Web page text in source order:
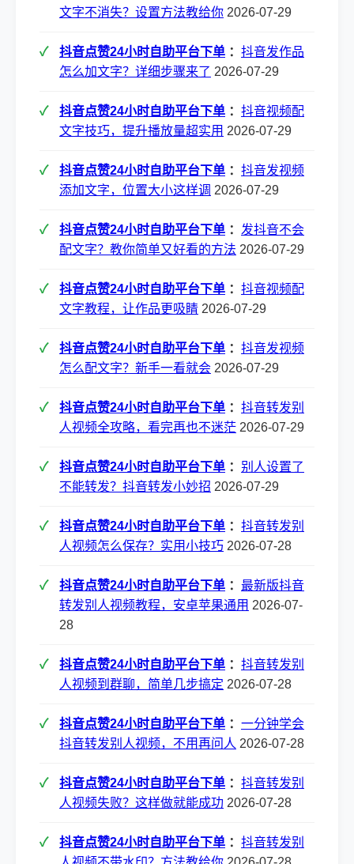
文字不消失？设置方法教给你 2026-07-29
抖音点赞24小时自助平台下单 ： 抖音发作品
怎么加文字？详细步骤来了 2026-07-29
抖音点赞24小时自助平台下单 ： 抖音视频配
文字技巧，提升播放量超实用 2026-07-29
抖音点赞24小时自助平台下单 ： 抖音发视频
添加文字，位置大小这样调 2026-07-29
抖音点赞24小时自助平台下单 ： 发抖音不会
配文字？教你简单又好看的方法 2026-07-29
抖音点赞24小时自助平台下单 ： 抖音视频配
文字教程，让作品更吸睛 2026-07-29
抖音点赞24小时自助平台下单 ： 抖音发视频
怎么配文字？新手一看就会 2026-07-29
抖音点赞24小时自助平台下单 ： 抖音转发别
人视频全攻略，看完再也不迷茫 2026-07-29
抖音点赞24小时自助平台下单 ： 别人设置了
不能转发？抖音转发小妙招 2026-07-29
抖音点赞24小时自助平台下单 ： 抖音转发别
人视频怎么保存？实用小技巧 2026-07-28
抖音点赞24小时自助平台下单 ： 最新版抖音
转发别人视频教程，安卓苹果通用 2026-07-
28
抖音点赞24小时自助平台下单 ： 抖音转发别
人视频到群聊，简单几步搞定 2026-07-28
抖音点赞24小时自助平台下单 ： 一分钟学会
抖音转发别人视频，不用再问人 2026-07-28
抖音点赞24小时自助平台下单 ： 抖音转发别
人视频失败？这样做就能成功 2026-07-28
抖音点赞24小时自助平台下单 ： 抖音转发别